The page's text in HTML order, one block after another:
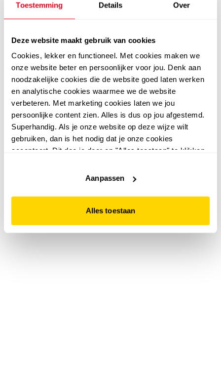
Toestemming Details Over
Deze website maakt gebruik van cookies
Cookies, lekker en functioneel. Met cookies maken we
onze website beter en persoonlijker voor jou. Denk aan
noodzakelijke cookies die de website goed laten werken
en analytische cookies waarmee we de website
verbeteren. Met marketing cookies laten we jou
persoonlijke content zien. Alles is dus op jou afgestemd.
Superhandig. Als je onze website op deze wijze wilt
gebruiken, dan is het nodig dat je onze cookies
accepteert. Dit doe je door op "Alles toestaan" te klikken.
website niet optimaal functioneert.
Aanpassen
Alles toestaan